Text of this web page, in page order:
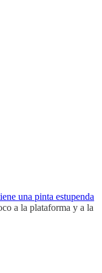
una pinta estupenda
a la plataforma y a la